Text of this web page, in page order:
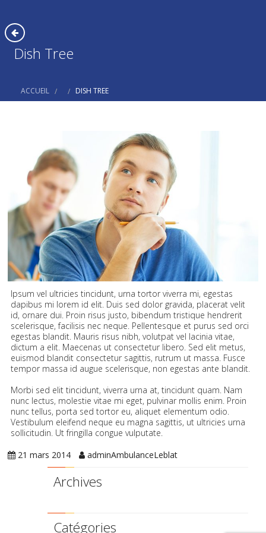
Dish Tree
ACCUEIL DISH TREE
Ipsum vel ultricies tincidunt, urna tortor viverra mi, egestas
dapibus mi lorem id elit. Duis sed dolor gravida, placerat velit
id, ornare dui. Proin risus justo, bibendum tristique hendrerit
scelerisque, facilisis nec neque. Pellentesque et purus sed orci
egestas blandit. Mauris risus nibh, volutpat vel lacinia vitae,
dictum a elit. Maecenas ut consectetur libero. Sed elit metus,
euismod blandit consectetur sagittis, rutrum ut massa. Fusce
tempor massa id augue scelerisque, non egestas ante blandit.
Morbi sed elit tincidunt, viverra urna at, tincidunt quam. Nam
nunc lectus, molestie vitae mi eget, pulvinar mollis enim. Proin
nunc tellus, porta sed tortor eu, aliquet elementum odio.
Vestibulum eleifend neque eu magna sagittis, ut ultricies urna
sollicitudin. Ut fringilla congue vulputate.
21 mars 2014
adminAmbulanceLeblat
Archives
Catégories